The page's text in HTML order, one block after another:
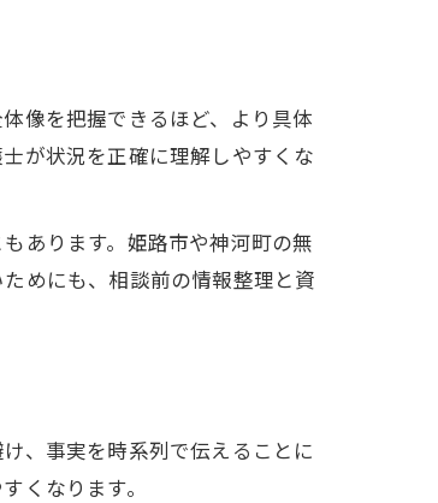
像を把握できるほど、より具体
が状況を正確に理解しやすくな
あります。姫路市や神河町の無
めにも、相談前の情報整理と資
、事実を時系列で伝えることに
くなります。